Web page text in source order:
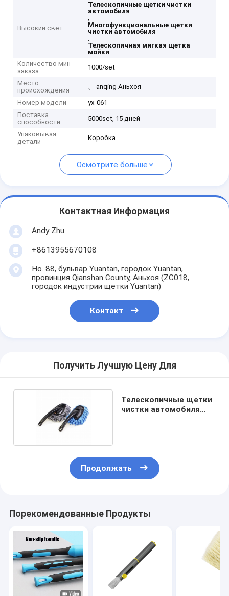
Высокий свет
Телескопичные щетки чистки
автомобиля
,
Многофункциональные щетки
чистки автомобиля
,
Телескопичная мягкая щетка
мойки
Количество мин
заказа
1000/set
Место
происхождения
、 anqing Аньхоя
Номер модели
yx-061
Поставка
способности
5000set, 15 дней
Упаковывая
детали
Коробка
Осмотрите больше
Контактная Информация
Andy Zhu
+8613955670108
Но. 88, бульвар Yuantan, городок Yuantan,
провинция Qianshan County, Аньхоя (ZC018,
городок индустрии щетки Yuantan)
Контакт
Получить Лучшую Цену Для
Телескопичные щетки
чистки автомобиля
Продолжать
Порекомендованные Продукты